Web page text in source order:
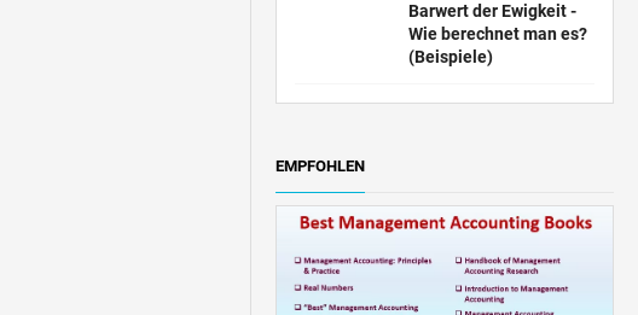
Barwert der Ewigkeit -
Wie berechnet man es?
(Beispiele)
EMPFOHLEN